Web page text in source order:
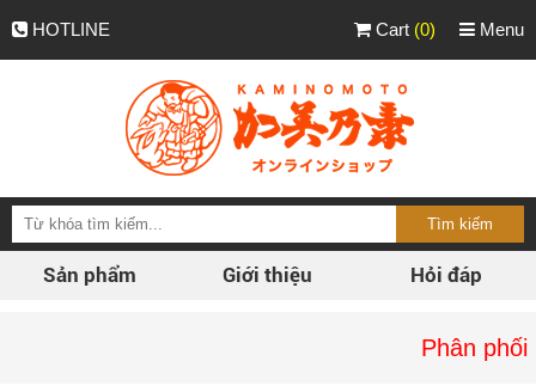
HOTLINE Menu
Cart (0)
Sản phẩm Giới thiệu Hỏi đáp
Phân phối